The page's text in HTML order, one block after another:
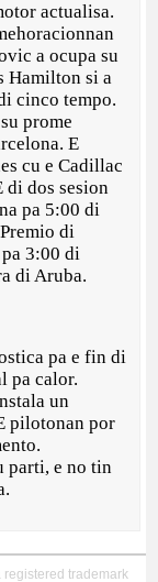
actualisa.
a ocupa su
Hamilton si a
cinco tempo.
prome
E
cu e Cadillac
di dos sesion
pa 5:00 di
di
3:00 di
di Aruba.
pa e fin di
pa calor.
un
pilotonan por
parti, e no tin
trademark